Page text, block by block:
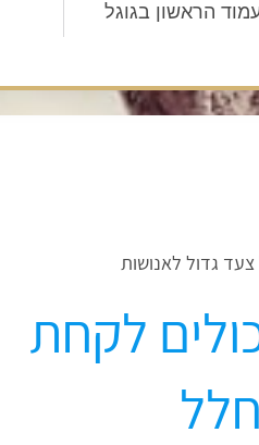
הראשון בגוגל
גדול לאנושות
לקחת